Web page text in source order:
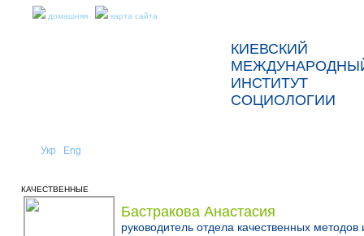
домашняя карта сайта
КИЕВСКИЙ
ИНСТИТУТ
СОЦИОЛОГИИ
Укр Eng
КАЧЕСТВЕННЫЕ
Бастракова Анастасия
руководитель отдела качественных методов